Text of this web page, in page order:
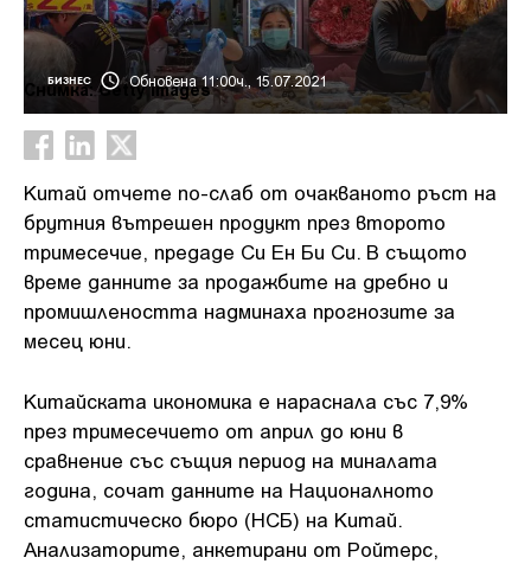
БИЗНЕС Обновена 11:00ч., 15.07.2021
Снимка: Getty images
Китай отчете по-слаб от очакваното ръст на
брутния вътрешен продукт през второто
тримесечие, предаде Си Ен Би Си. В същото
време данните за продажбите на дребно и
промишлеността надминаха прогнозите за
месец юни.
Китайската икономика е нараснала със 7,9%
през тримесечието от април до юни в
сравнение със същия период на миналата
година, сочат данните на Националното
статистическо бюро (НСБ) на Китай.
Анализаторите, анкетирани от Ройтерс,